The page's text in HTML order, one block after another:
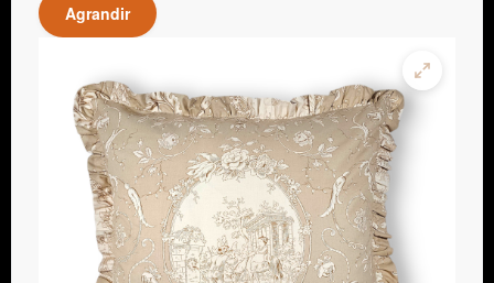
Agrandir